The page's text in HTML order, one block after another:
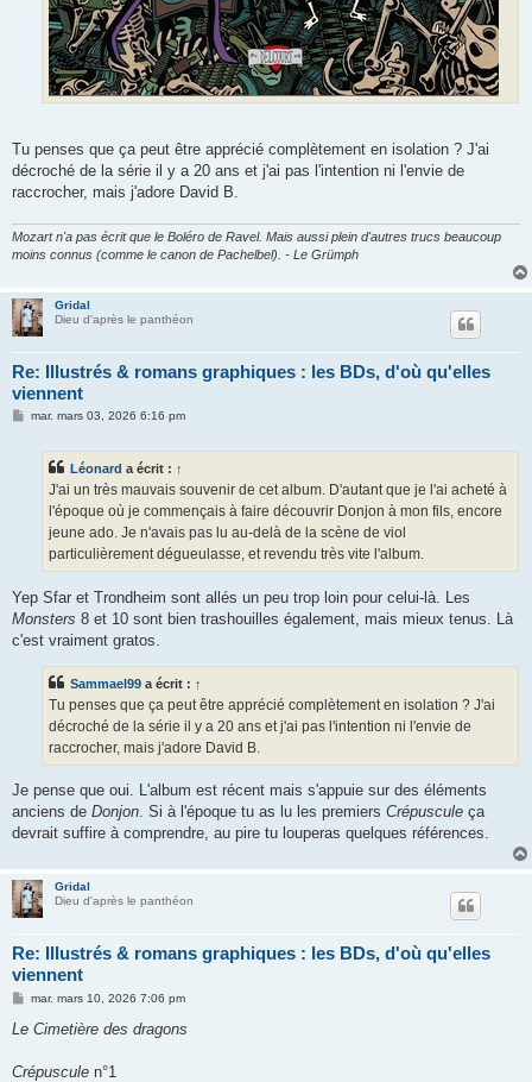
Tu penses que ça peut être apprécié complètement en isolation ? J'ai
décroché de la série il y a 20 ans et j'ai pas l'intention ni l'envie de
raccrocher, mais j'adore David B.
Mozart n'a pas écrit que le Boléro de Ravel. Mais aussi plein d'autres trucs beaucoup
moins connus (comme le canon de Pachelbel). - Le Grümph
Gridal
Dieu d'après le panthéon
Re: Illustrés & romans graphiques : les BDs, d'où qu'elles
viennent
Mmar. mars 03, 2026 6:16 pm
Léonard a écrit : ↑
J'ai un très mauvais souvenir de cet album. D'autant que je l'ai acheté à
l'époque où je commençais à faire découvrir Donjon à mon fils, encore
jeune ado. Je n'avais pas lu au-delà de la scène de viol
particulièrement dégueulasse, et revendu très vite l'album.
Yep Sfar et Trondheim sont allés un peu trop loin pour celui-là. Les
Monsters 8 et 10 sont bien trashouilles également, mais mieux tenus. Là
c'est vraiment gratos.
Sammael99 a écrit : ↑
Tu penses que ça peut être apprécié complètement en isolation ? J'ai
décroché de la série il y a 20 ans et j'ai pas l'intention ni l'envie de
raccrocher, mais j'adore David B.
Je pense que oui. L'album est récent mais s'appuie sur des éléments
anciens de Donjon. Si à l'époque tu as lu les premiers Crépuscule ça
devrait suffire à comprendre, au pire tu louperas quelques références.
Gridal
Dieu d'après le panthéon
Re: Illustrés & romans graphiques : les BDs, d'où qu'elles
viennent
M
s
g
mar. mars 10, 2026 7:06 pm
Le Cimetière des dragons
Crépuscule n°1